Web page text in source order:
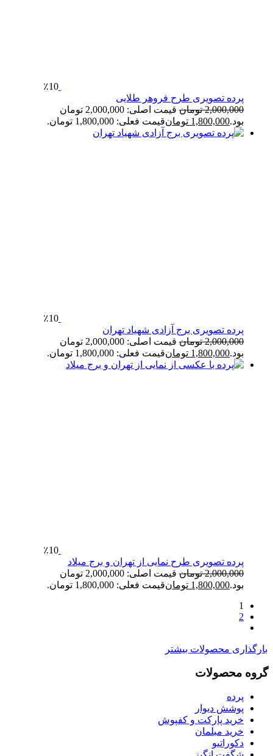
٪10
پرده تصویری طرح فروهر طلایی
2,000,000 تومان
قیمت اصلی: 2,000,000 تومان
بود.1,800,000 تومانقیمت فعلی: 1,800,000 تومان.
٪10
پرده تصویری برج آزادی شهیاد تهران
2,000,000 تومان
قیمت اصلی: 2,000,000 تومان
بود.1,800,000 تومانقیمت فعلی: 1,800,000 تومان.
٪10
پرده تصویری طرح نمایی از تهران و برج میلاد
2,000,000 تومان
قیمت اصلی: 2,000,000 تومان
بود.1,800,000 تومانقیمت فعلی: 1,800,000 تومان.
بارگذاری محصولات بیشتر
محصولات
پرده
پوشش دیوار
خرید پارکت و کفپوش
خرید مبلمان
دکوراتیو